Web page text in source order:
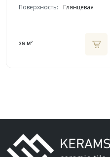
Поверхность:
Глянцевая
за м²